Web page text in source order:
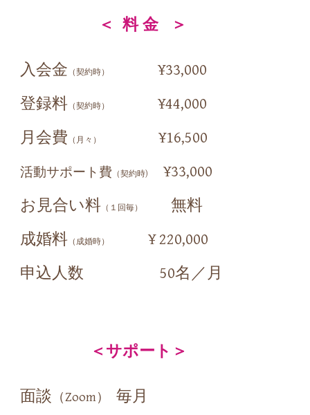
＜ 料 金 ＞
入会金 （契約時）
¥33,000
登録料 （契約時） ¥44,000
月会費
（月々） ¥16,500
活動サポート費 （契約時) ¥33,000
お見合い料 （１回毎）
無料
成婚料 （成婚時）
¥ 220,000
申込人数50名／月
＜サポート＞
面談 （Zoom） 毎月